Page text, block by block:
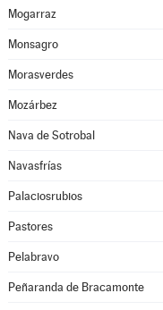
Mogarraz
Monsagro
Morasverdes
Mozárbez
Nava de Sotrobal
Navasfrías
Palaciosrubios
Pastores
Pelabravo
Peñaranda de Bracamonte